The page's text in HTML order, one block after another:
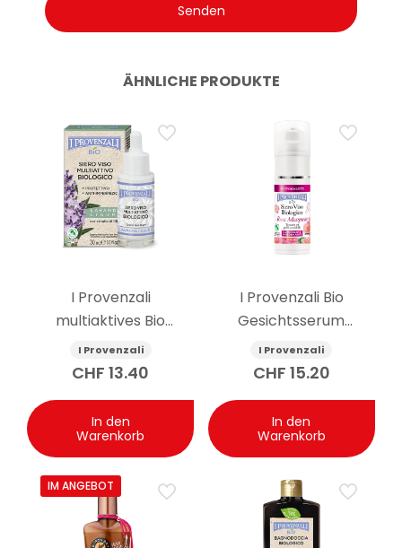
ÄHNLICHE PRODUKTE
I Provenzali
multiaktives Bio
Gesichtsserum
Ligurischer Lavendel 30
I Provenzali
CHF 13.40
In den
Warenkorb
I Provenzali Bio
Gesichtsserum
multiaktiv Rosa
Mosqueta 30 ml
I Provenzali
CHF 15.20
In den
Warenkorb
IM ANGEBOT